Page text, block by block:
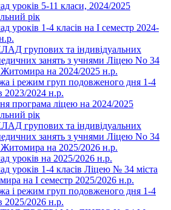
уроків 5-11 класи, 2024/2025
рік
уроків 1-4 класів на І семестр 2024-
групових та індивідуальних
занять з учнями Ліцею No 34
Житомира на 2024/2025 н.р.
і режим груп подовженого дня 1-4
2023/2024 н.р.
програма ліцею на 2024/2025
рік
групових та індивідуальних
занять з учнями Ліцею No 34
Житомира на 2025/2026 н.р.
уроків на 2025/2026 н.р.
уроків 1-4 класів Ліцею № 34 міста
на І семестр 2025/2026 н.р.
і режим груп подовженого дня 1-4
2025/2026 н.р.